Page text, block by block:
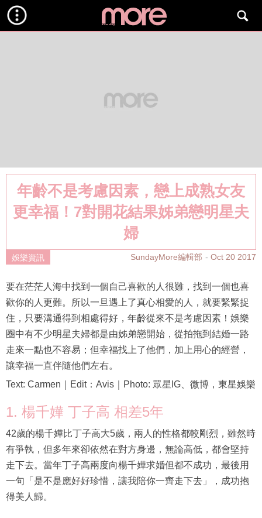
年齡不是考慮因素，戀上成熟女友
更幸福！7對開花結果姊弟戀明星夫
婦
娛樂資訊 SundayMore編輯部 Oct 20 2017
要在茫茫人海中找到一個自己喜歡的人很難，找到一個也喜
歡你的人更難。所以一旦遇上了真心相愛的人，就要緊緊捉
住，只要溝通得到相處得好，年齡從來不是考慮因素！娛樂
圈中有不少明星夫婦都是由姊弟戀開始，從拍拖到結婚一路
走來一點也不容易；但幸福找上了他們，加上用心的經營，
讓幸福一直伴隨他們左右。
Text: Carmen｜Edit：Avis｜Photo: 眾星IG、微博，東星娛樂
1. 楊千嬅 丁子高 相差5年
42歲的楊千嬅比丁子高大5歲，兩人的性格都較剛烈，雖然時
有爭執，但多年來卻依然在對方身邊，無論高低，都會堅持
走下去。當年丁子高兩度向楊千嬅求婚但都不成功，最後用
一句「是不是應好好珍惜，讓我陪你一齊走下去」，成功抱
得美人歸。